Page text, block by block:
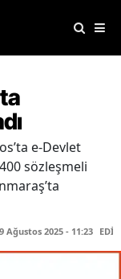
e-Devlet
sözleşmeli
Ağustos 2025 - 11:23